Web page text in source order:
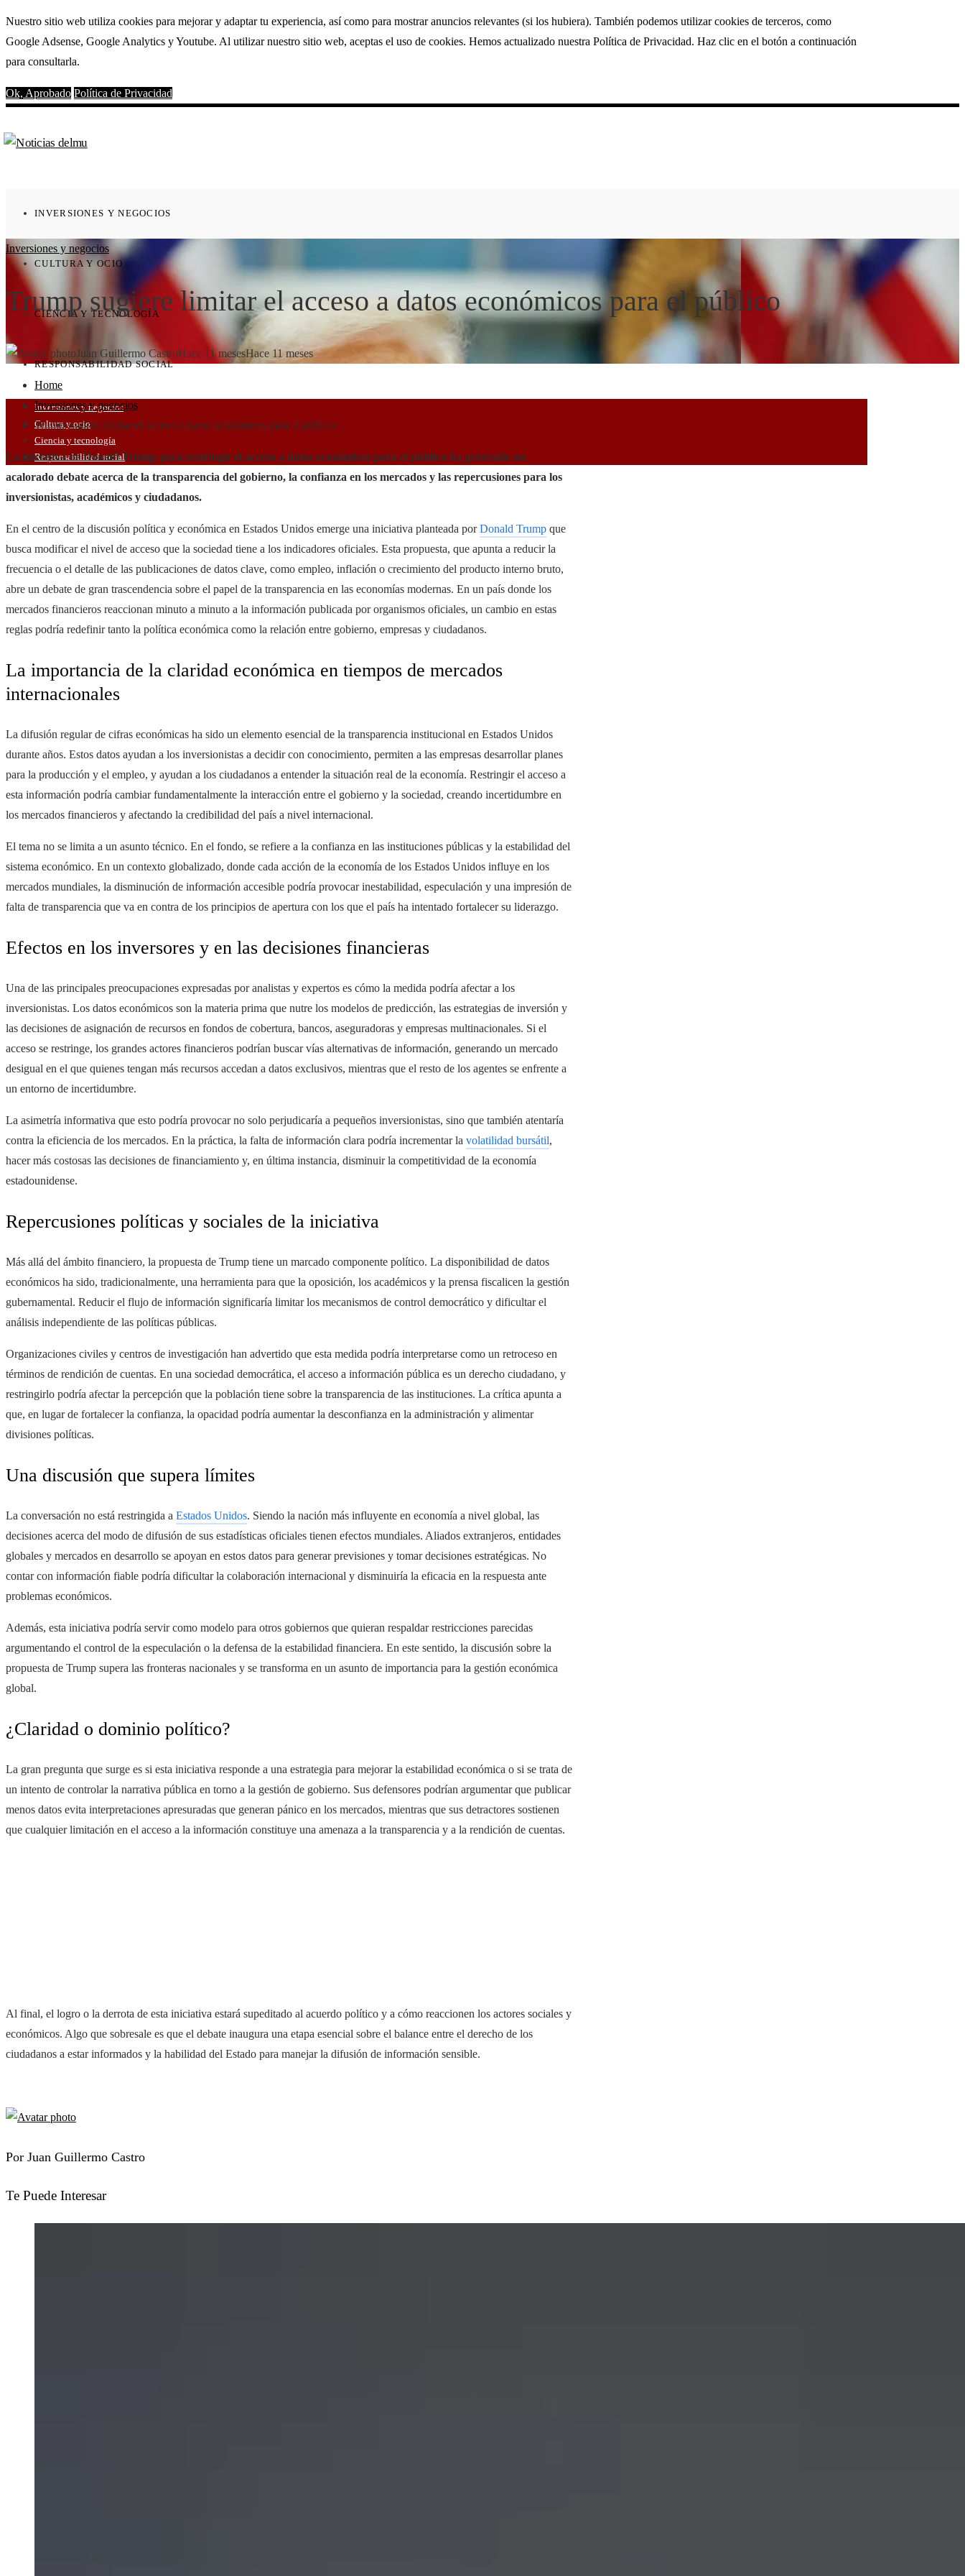
Nuestro sitio web utiliza cookies para mejorar y adaptar tu experiencia, así como para mostrar anuncios relevantes (si los hubiera). También podemos utilizar cookies de terceros, como
Google Adsense, Google Analytics y Youtube. Al utilizar nuestro sitio web, aceptas el uso de cookies. Hemos actualizado nuestra Política de Privacidad. Haz clic en el botón a continuación
para consultarla.
Ok, Aprobado Política de Privacidad
INVERSIONES Y NEGOCIOS
CULTURA Y OCIO
CIENCIA Y TECNOLOGÍA
RESPONSABILIDAD SOCIAL
Inversiones y negocios
Cultura y ocio
Ciencia y tecnología
Responsabilidad social
Inversiones y negocios
Trump sugiere limitar el acceso a datos económicos para el público
Juan Guillermo CastroHace 11 mesesHace 11 meses
Home
Inversiones y negocios
Trump sugiere limitar el acceso a datos económicos para el público
La iniciativa de Donald Trump para restringir el acceso a datos económicos para el público ha generado un
acalorado debate acerca de la transparencia del gobierno, la confianza en los mercados y las repercusiones para los
inversionistas, académicos y ciudadanos.
En el centro de la discusión política y económica en Estados Unidos emerge una iniciativa planteada porDonald Trump que
busca modificar el nivel de acceso que la sociedad tiene a los indicadores oficiales. Esta propuesta, que apunta a reducir la
frecuencia o el detalle de las publicaciones de datos clave, como empleo, inflación o crecimiento del producto interno bruto,
abre un debate de gran trascendencia sobre el papel de la transparencia en las economías modernas. En un país donde los
mercados financieros reaccionan minuto a minuto a la información publicada por organismos oficiales, un cambio en estas
reglas podría redefinir tanto la política económica como la relación entre gobierno, empresas y ciudadanos.
La importancia de la claridad económica en tiempos de mercados
internacionales
La difusión regular de cifras económicas ha sido un elemento esencial de la transparencia institucional en Estados Unidos
durante años. Estos datos ayudan a los inversionistas a decidir con conocimiento, permiten a las empresas desarrollar planes
para la producción y el empleo, y ayudan a los ciudadanos a entender la situación real de la economía. Restringir el acceso a
esta información podría cambiar fundamentalmente la interacción entre el gobierno y la sociedad, creando incertidumbre en
los mercados financieros y afectando la credibilidad del país a nivel internacional.
El tema no se limita a un asunto técnico. En el fondo, se refiere a la confianza en las instituciones públicas y la estabilidad del
sistema económico. En un contexto globalizado, donde cada acción de la economía de los Estados Unidos influye en los
mercados mundiales, la disminución de información accesible podría provocar inestabilidad, especulación y una impresión de
falta de transparencia que va en contra de los principios de apertura con los que el país ha intentado fortalecer su liderazgo.
Efectos en los inversores y en las decisiones financieras
Una de las principales preocupaciones expresadas por analistas y expertos es cómo la medida podría afectar a los
inversionistas. Los datos económicos son la materia prima que nutre los modelos de predicción, las estrategias de inversión y
las decisiones de asignación de recursos en fondos de cobertura, bancos, aseguradoras y empresas multinacionales. Si el
acceso se restringe, los grandes actores financieros podrían buscar vías alternativas de información, generando un mercado
desigual en el que quienes tengan más recursos accedan a datos exclusivos, mientras que el resto de los agentes se enfrente a
un entorno de incertidumbre.
La asimetría informativa que esto podría provocar no solo perjudicaría a pequeños inversionistas, sino que también atentaría
contra la eficiencia de los mercados. En la práctica, la falta de información clara podría incrementar la volatilidad bursátil,
hacer más costosas las decisiones de financiamiento y, en última instancia, disminuir la competitividad de la economía
estadounidense.
Repercusiones políticas y sociales de la iniciativa
Más allá del ámbito financiero, la propuesta de Trump tiene un marcado componente político. La disponibilidad de datos
económicos ha sido, tradicionalmente, una herramienta para que la oposición, los académicos y la prensa fiscalicen la gestión
gubernamental. Reducir el flujo de información significaría limitar los mecanismos de control democrático y dificultar el
análisis independiente de las políticas públicas.
Organizaciones civiles y centros de investigación han advertido que esta medida podría interpretarse como un retroceso en
términos de rendición de cuentas. En una sociedad democrática, el acceso a información pública es un derecho ciudadano, y
restringirlo podría afectar la percepción que la población tiene sobre la transparencia de las instituciones. La crítica apunta a
que, en lugar de fortalecer la confianza, la opacidad podría aumentar la desconfianza en la administración y alimentar
divisiones políticas.
Una discusión que supera límites
La conversación no está restringida a Estados Unidos. Siendo la nación más influyente en economía a nivel global, las
decisiones acerca del modo de difusión de sus estadísticas oficiales tienen efectos mundiales. Aliados extranjeros, entidades
globales y mercados en desarrollo se apoyan en estos datos para generar previsiones y tomar decisiones estratégicas. No
contar con información fiable podría dificultar la colaboración internacional y disminuiría la eficacia en la respuesta ante
problemas económicos.
Además, esta iniciativa podría servir como modelo para otros gobiernos que quieran respaldar restricciones parecidas
argumentando el control de la especulación o la defensa de la estabilidad financiera. En este sentido, la discusión sobre la
propuesta de Trump supera las fronteras nacionales y se transforma en un asunto de importancia para la gestión económica
global.
¿Claridad o dominio político?
La gran pregunta que surge es si esta iniciativa responde a una estrategia para mejorar la estabilidad económica o si se trata de
un intento de controlar la narrativa pública en torno a la gestión de gobierno. Sus defensores podrían argumentar que publicar
menos datos evita interpretaciones apresuradas que generan pánico en los mercados, mientras que sus detractores sostienen
que cualquier limitación en el acceso a la información constituye una amenaza a la transparencia y a la rendición de cuentas.
Al final, el logro o la derrota de esta iniciativa estará supeditado al acuerdo político y a cómo reaccionen los actores sociales y
económicos. Algo que sobresale es que el debate inaugura una etapa esencial sobre el balance entre el derecho de los
ciudadanos a estar informados y la habilidad del Estado para manejar la difusión de información sensible.
Por Juan Guillermo Castro
Te Puede Interesar